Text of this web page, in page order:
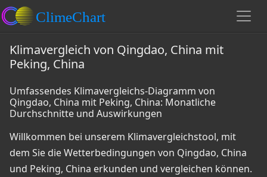
Klimavergleich von Qingdao, China mit
Peking, China
Umfassendes Klimavergleichs-Diagramm von
Qingdao, China mit Peking, China: Monatliche
Durchschnitte und Auswirkungen
Willkommen bei unserem Klimavergleichstool, mit
dem Sie die Wetterbedingungen von Qingdao, China
und Peking, China erkunden und vergleichen können.